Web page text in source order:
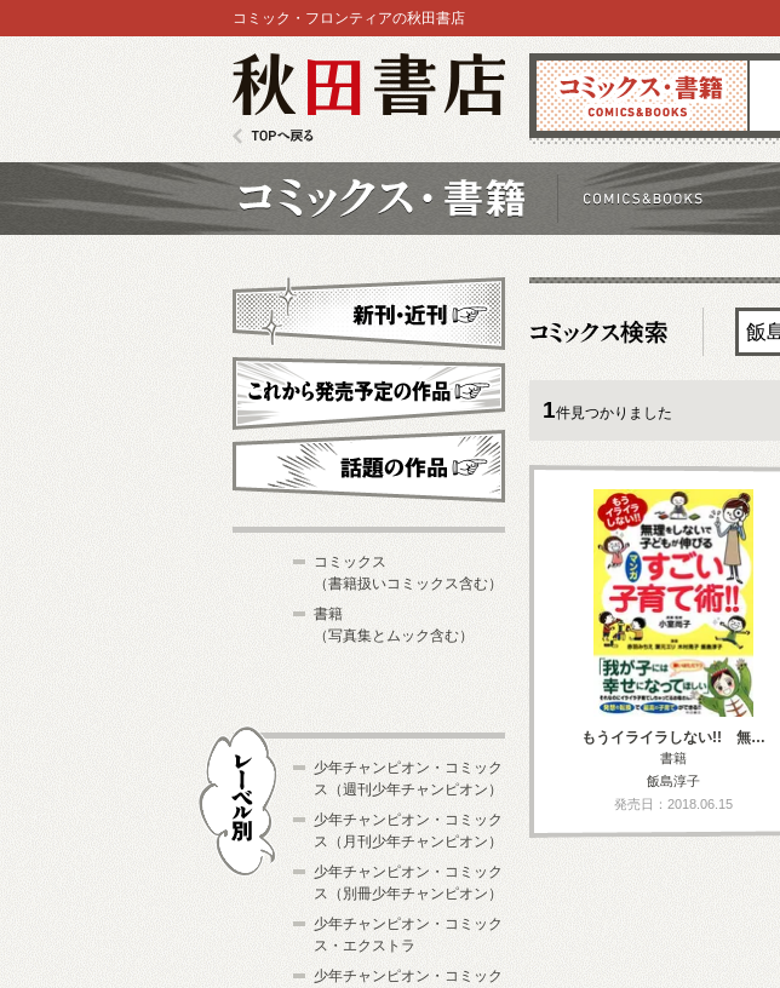
コミックス 雑誌
コミック・フロンティアの秋田書店
1件見つかりました
もうイライラしない!! 無…
書籍
飯島淳子
発売日：2018.06.15
新刊・近刊
これから発売予定
コミックス
（書籍扱いコミックス含む）
書籍
（写真集とムック含む）
少年チャンピオン・コミック
ス（週刊少年チャンピオン）
少年チャンピオン・コミック
ス（月刊少年チャンピオン）
少年チャンピオン・コミック
ス（別冊少年チャンピオン）
少年チャンピオン・コミック
ス・エクストラ
少年チャンピオン・コミック